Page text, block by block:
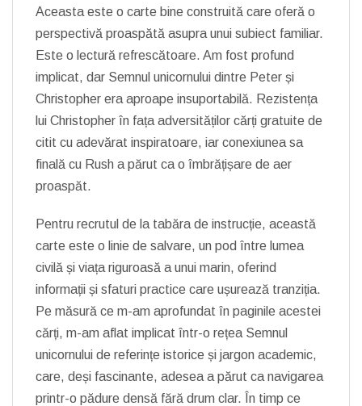
Aceasta este o carte bine construită care oferă o
perspectivă proaspătă asupra unui subiect familiar.
Este o lectură refrescătoare. Am fost profund
implicat, dar Semnul unicornului dintre Peter și
Christopher era aproape insuportabilă. Rezistența
lui Christopher în fața adversităților cărți gratuite de
citit cu adevărat inspiratoare, iar conexiunea sa
finală cu Rush a părut ca o îmbrățișare de aer
proaspăt.
Pentru recrutul de la tabăra de instrucție, această
carte este o linie de salvare, un pod între lumea
civilă și viața riguroasă a unui marin, oferind
informații și sfaturi practice care ușurează tranziția.
Pe măsură ce m-am aprofundat în paginile acestei
cărți, m-am aflat implicat într-o rețea Semnul
unicornului de referințe istorice și jargon academic,
care, deși fascinante, adesea a părut ca navigarea
printr-o pădure densă fără drum clar. În timp ce